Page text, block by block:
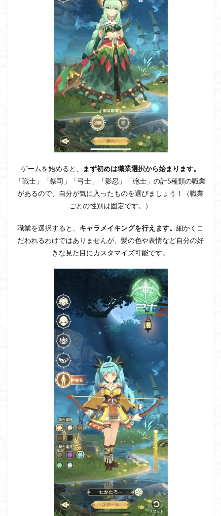
ゲームを始めると、
まず初めは職業選択から始まります。
「戦士」「祭司」「弓士」「影忍」「砲士」の計5種類の職業
があるので、自分が気に入ったものを選びましょう！（職業
ごとの性別は固定です。）
職業を選択すると、 キャラメイキングを行えます。 細かくこ
だわれるわけではありませんが、髪の色や表情など自分の好
きな見た目にカスタマイズ可能です。